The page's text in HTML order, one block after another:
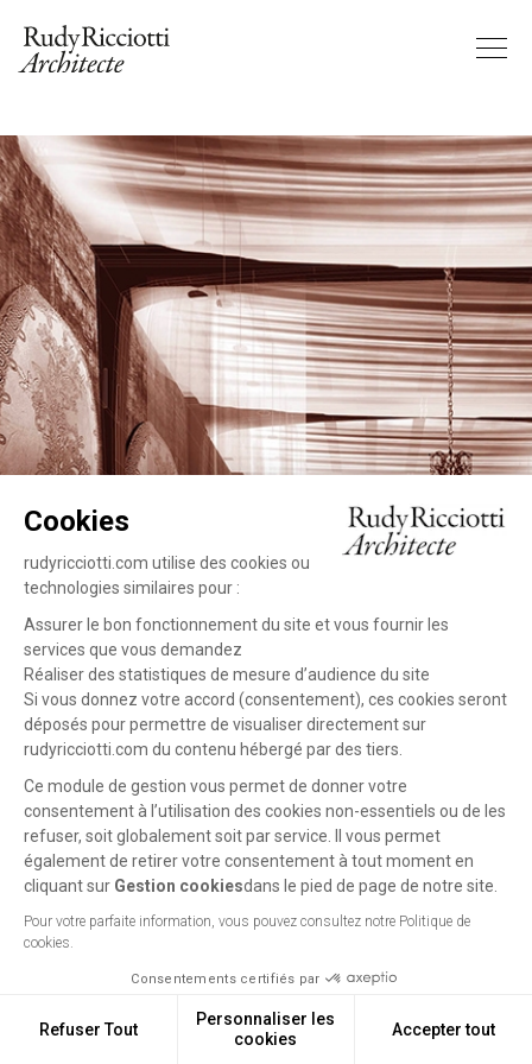
Rum House - LVMH
New-York (US), 2004 -
project
Cookies
rudyricciotti.com utilise des cookies ou
technologies similaires pour :
Assurer le bon fonctionnement du site et vous fournir les
services que vous demandez
Réaliser des statistiques de mesure d’audience du site
Si vous donnez votre accord (consentement), ces cookies seront
déposés pour permettre de visualiser directement sur
rudyricciotti.com du contenu hébergé par des tiers.
Ce module de gestion vous permet de donner votre
consentement à l’utilisation des cookies non-essentiels ou de les
refuser, soit globalement soit par service. Il vous permet
également de retirer votre consentement à tout moment en
cliquant sur Gestion cookiesdans le pied de page de notre site.
Pour votre parfaite information, vous pouvez consultez notre Politique de
cookies.
Consentements certifiés par
Refuser Tout
Personnaliser les
cookies
Accepter tout